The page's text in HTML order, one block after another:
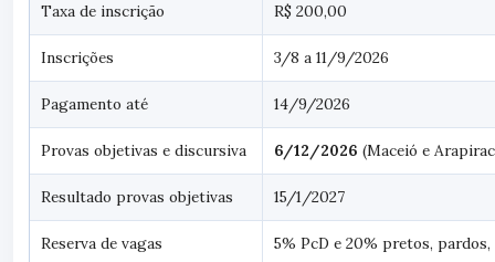
Taxa de inscrição R$ 200,00
Inscrições 3/8 a 11/9/2026
Pagamento até 14/9/2026
Provas objetivas e discursiva 6/12/2026 (Maceió e
Resultado provas objetivas 15/1/2027
Reserva de vagas 5% PcD e 20% pretos,